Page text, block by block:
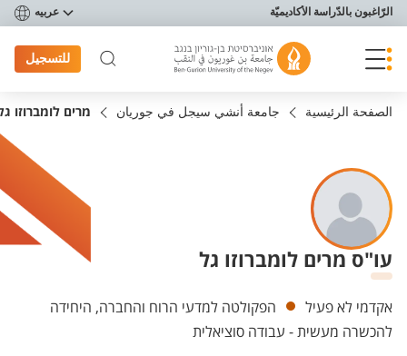
תפריט נגישות
الرّاغبون بالدّراسة الأكاديميّة عربيه
للتسجيل
الصفحة الرئيسية جامعة أنشي سيجل في جوريان מרים לומברוזו
עו"ס מרים לומברוזו גל
Departments
אקדמי לא פעיל
הפקולטה למדעי הרוח והחברה, היחידה
להכשרה מעשית - עבודה סוציאלית